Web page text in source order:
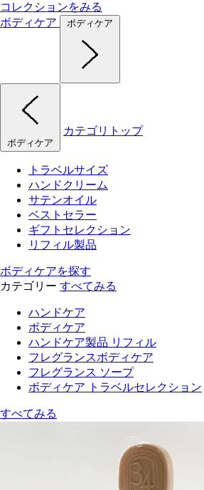
コレクションをみる
ボディケア
ボディケア
ボディケア
カテゴリトップ
トラベルサイズ
ハンドクリーム
サテンオイル
ベストセラー
ギフトセレクション
リフィル製品
ボディケアを探す
カテゴリー すべてみる
ハンドケア
ボディケア
ハンドケア製品 リフィル
フレグランスボディケア
フレグランス ソープ
ボディケア トラベルセレクション
すべてみる